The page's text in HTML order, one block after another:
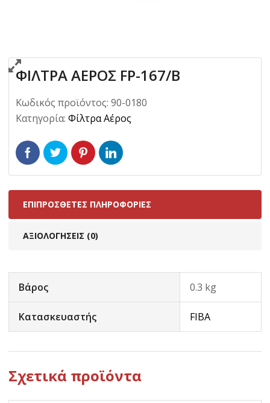
ΦΙΛΤΡΑ ΑΕΡΟΣ FP-167/B
Κωδικός προϊόντος: 90-0180
Κατηγορία: Φίλτρα Αέρος
ΕΠΙΠΡΌΣΘΕΤΕΣ ΠΛΗΡΟΦΟΡΊΕΣ
ΑΞΙΟΛΟΓΉΣΕΙΣ (0)
Βάρος 0.3 kg
Κατασκευαστής FIBA
Σχετικά προϊόντα